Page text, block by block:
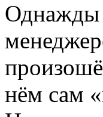
Однажды
нём сам